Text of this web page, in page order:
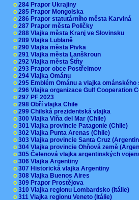
o 284 Prapor Ukrajiny
o 285 Prapor Mongolska
o 286 Prapor statutárního města Karviná
o 287 Prapor města Poličky
o 288 Vlajka města Kranj ve Slovinsku
o 289 Vlajka Lublaně
o 290 Vlajka města Pivka
o 291 Vlajka města Lanškroun
o 292 Vlajka města Štíty
o 293 Prapor obce Postřelmov
o 294 Vlajka Ománu
o 295 Emblém Ománu a vlajka
o 296 Vlajka organizace Gulf Cooperation
o 297 PF 2023
o 298 Obří vlajka Chile
o 299 Chilská prezidentská vlajka
o 300 Vlajka Viňa del Mar (Chile)
o 301 Vlajka provincie Patagonie (Chile)
o 302 Vlajka Punta Arenas (Chile)
o 303 Vlajka provincie Santa Cruz
o 304 Vlajka provincie Ohňová země
o 305 Čelenová vlajka argentinských
o 306 Vlajka Argentiny
o 307 Historická vlajka Argentiny
o 308 Vlajka Buenos Aires
o 309 Prapor Prostějova
o 310 Vlajka regionu Lombardsko (Itálie)
o 311 Vlajka regionu Veneto (Itálie)